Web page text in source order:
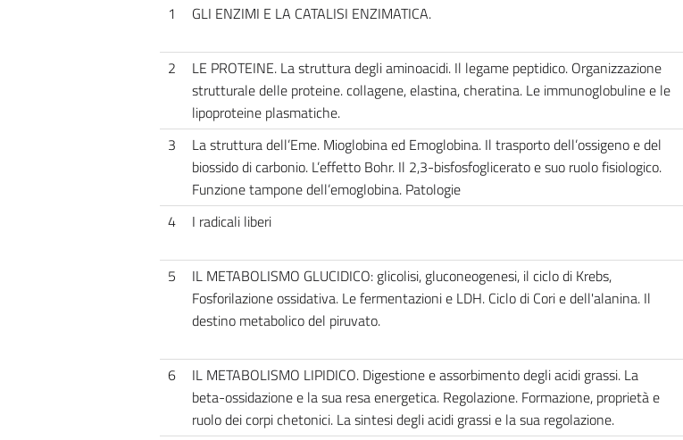
1
GLI ENZIMI E LA CATALISI ENZIMATICA.
2
LE PROTEINE. La struttura degli aminoacidi. Il legame peptidico. Organizzazione
strutturale delle proteine. collagene, elastina, cheratina. Le immunoglobuline e le
lipoproteine plasmatiche.
3
La struttura dell’Eme. Mioglobina ed Emoglobina. Il trasporto dell’ossigeno e del
biossido di carbonio. L’effetto Bohr. Il 2,3-bisfosfoglicerato e suo ruolo fisiologico.
Funzione tampone dell’emoglobina. Patologie
4 I radicali liberi
5
IL METABOLISMO GLUCIDICO: glicolisi, gluconeogenesi, il ciclo di Krebs,
Fosforilazione ossidativa. Le fermentazioni e LDH. Ciclo di Cori e dell'alanina. Il
destino metabolico del piruvato.
6
IL METABOLISMO LIPIDICO. Digestione e assorbimento degli acidi grassi. La
beta-ossidazione e la sua resa energetica. Regolazione. Formazione, proprietà e
ruolo dei corpi chetonici. La sintesi degli acidi grassi e la sua regolazione.